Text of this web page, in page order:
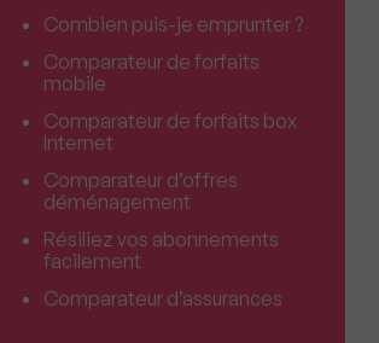
Combien puis-je emprunter ?
Comparateur de forfaits
mobile
Comparateur de forfaits box
Internet
Comparateur d’offres
déménagement
Résiliez vos abonnements
facilement
Comparateur d’assurances